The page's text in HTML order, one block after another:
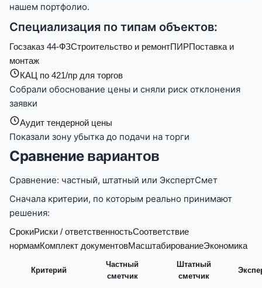
нашем портфолио.
Специализация по типам объектов:
Госзаказ 44-ФЗСтроительство и ремонтПИРПоставка и
монтаж
КАЦ по 421/пр для торгов
Собрали обоснование цены и сняли риск отклонения
заявки
Аудит тендерной цены
Показали зону убытка до подачи на торги
Сравнение вариантов
Сравнение: частный, штатный или ЭкспертСмет
Сначала критерии, по которым реально принимают
решения:
СрокиРиски / ответственностьСоответствие
нормамКомплект документовМасштабированиеЭкономика
Критерий
Частный
сметчик
Штатный
сметчик